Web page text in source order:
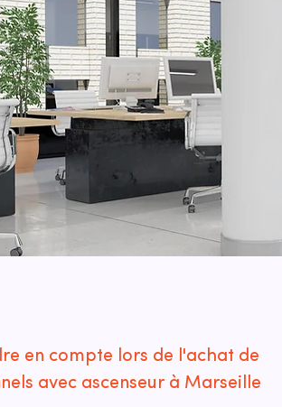
en compte lors de l'achat de
avec ascenseur à Marseille